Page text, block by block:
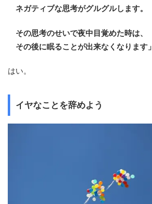
ネガティブな思考がグルグルします。
その思考のせいで夜中目覚めた時は、
その後に眠ることが出来なくなります」
はい。
イヤなことを辞めよう